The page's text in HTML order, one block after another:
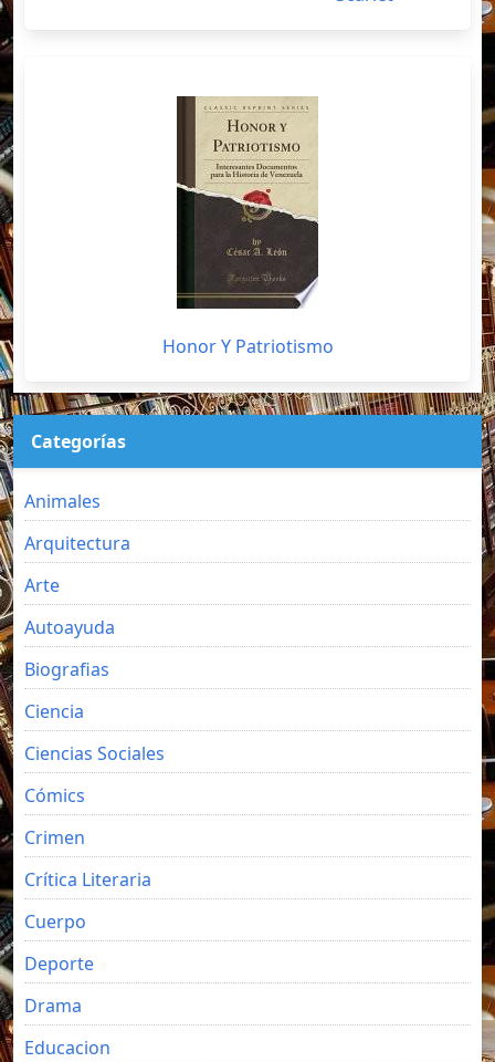
Honor Y Patriotismo
Categorías
Animales
Arquitectura
Arte
Autoayuda
Biografias
Ciencia
Ciencias Sociales
Cómics
Crimen
Crítica Literaria
Cuerpo
Deporte
Drama
Educacion